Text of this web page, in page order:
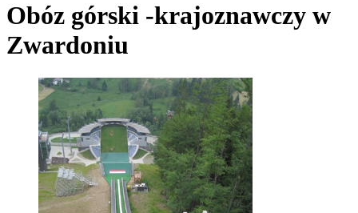
Obóz górski -krajoznawczy w
Zwardoniu